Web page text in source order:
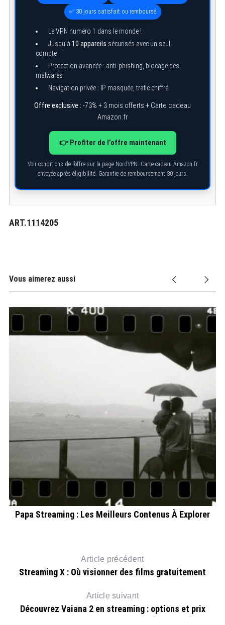
✅ 30 jours satisfait ou remboursé
Le VPN numéro 1 dans le monde !
Jusqu’à 10 appareils sécurisés avec un seul
compte
Protection avancée : anti-phishing, blocage des
malwares
Navigation privée : IP masquée, trafic chiffré
Offre exclusive : -73% + 3 mois offerts + Carte cadeau
Amazon.fr
👉 Profiter de l’offre maintenant
Voir conditions de l’offre sur la page NordVPN. Carte cadeau Amazon.fr
envoyée après éligibilité. Garantie de remboursement 30 jours.
ART.1114205
Vous aimerez aussi
Papa Streaming : Les Meilleurs Contenus À Explorer
Article précédent
Streaming X : Où visionner des films gratuitement
Article suivant
Découvrez Vaiana 2 en streaming : options et prix